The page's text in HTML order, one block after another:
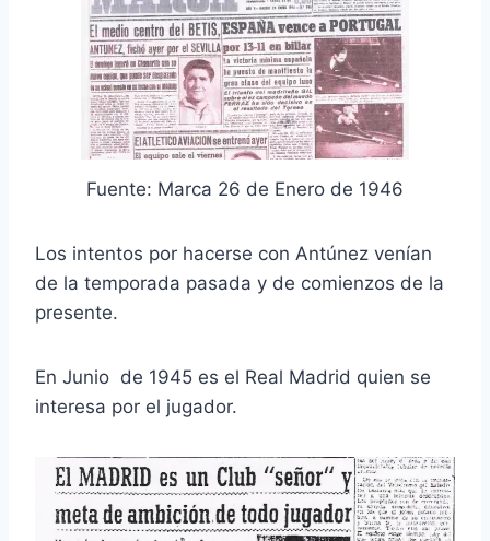
Fuente: Marca 26 de Enero de 1946
Los intentos por hacerse con Antúnez venían
de la temporada pasada y de comienzos de la
presente.
En Junio de 1945 es el Real Madrid quien se
interesa por el jugador.